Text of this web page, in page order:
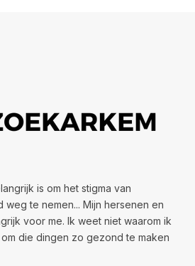
is om het stigma van
te nemen... Mijn hersenen en
voor me. Ik weet niet waarom ik
die dingen zo gezond te maken